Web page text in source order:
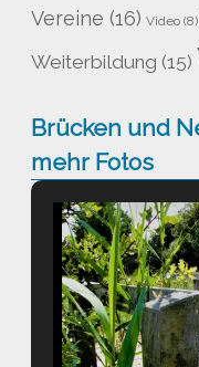
Vereine (16) Video (8)
Weiterbildung (15)
Brücken und
mehr Fotos